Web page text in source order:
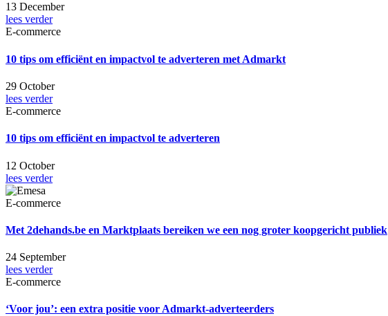
13 December
lees verder
E-commerce
10 tips om efficiënt en impactvol te adverteren met Admarkt
29 October
lees verder
E-commerce
10 tips om efficiënt en impactvol te adverteren
12 October
lees verder
E-commerce
Met 2dehands.be en Marktplaats bereiken we een nog groter koopgericht publiek
24 September
lees verder
E-commerce
‘Voor jou’: een extra positie voor Admarkt-adverteerders